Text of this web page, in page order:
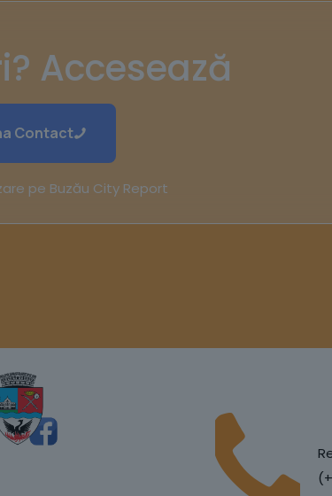
Accesează
Contact
pe Buzău City Report